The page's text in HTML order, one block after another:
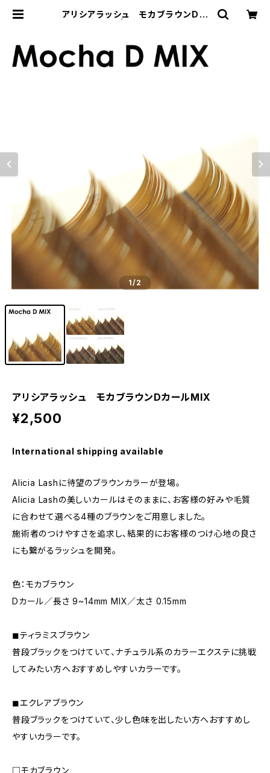
アリシアラッシュ モカブラウンDカ
1/2
アリシアラッシュ モカブラウンDカールMIX
¥2,500
International shipping available
Alicia Lashに待望のブラウンカラーが登場。
Alicia Lashの美しいカールはそのままに、お客様の好みや毛質
に合わせて選べる4種のブラウンをご用意しました。
施術者のつけやすさを追求し、結果的にお客様のつけ心地の良さ
にも繋がるラッシュを開発。
色：モカブラウン
Dカール／長さ 9~14mm MIX／太さ 0.15mm
◼︎ティラミスブラウン
普段ブラックをつけていて、ナチュラル系のカラーエクステに挑戦
してみたい方へおすすめしやすいカラーです。
◼︎エクレアブラウン
普段ブラックをつけていて、少し色味を出したい方へおすすめし
やすいカラーです。
□モカブラウン